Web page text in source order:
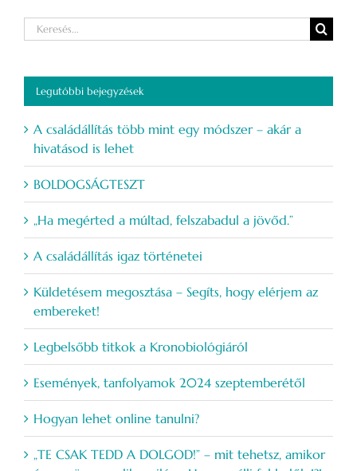
Keresés...
Legutóbbi bejegyzések
A családállítás több mint egy módszer – akár a
hivatásod is lehet
BOLDOGSÁGTESZT
„Ha megérted a múltad, felszabadul a jövőd.”
A családállítás igaz történetei
Küldetésem megosztása – Segíts, hogy elérjem az
embereket!
Legbelsőbb titkok a Kronobiológiáról
Események, tanfolyamok 2024 szeptemberétől
Hogyan lehet online tanulni?
„TE CSAK TEDD A DOLGOD!” – mit tehetsz, amikor